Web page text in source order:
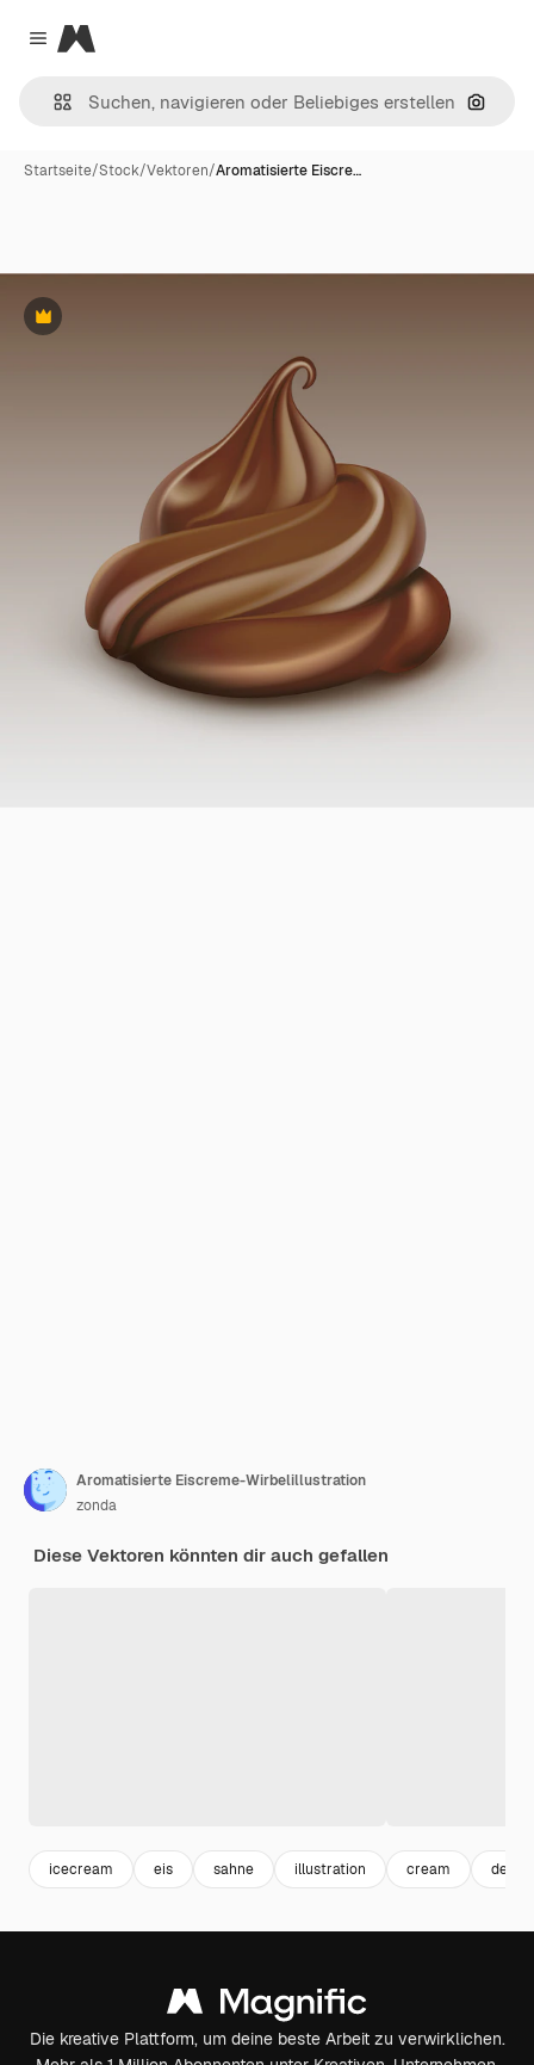
Close menu
Magnific
Nach
Startseite/Stock/Vektoren/Aromatisierte Eiscre…
Premium
Aromatisierte Eiscreme-Wirbelillustration
zonda
Diese Vektoren könnten dir auch gefallen
icecream eis sahne illustration cream
Die kreative Plattform, um deine beste Arbeit zu verwirklichen.